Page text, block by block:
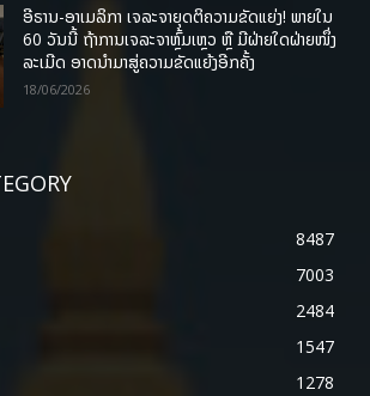
ອີຣານ-ອາເມລິກາ ເຈລະຈາຍຸດຕິຄວາມຂັດແຍ່ງ! ພາຍໃນ
60 ວັນນີ້ ຖ້າການເຈລະຈາຫຼົ້ມເຫຼວ ຫຼື ມີຝ່າຍໃດຝ່າຍໜຶ່ງ
ລະເມີດ ອາດນໍາມາສູ່ຄວາມຂັດແຍ້ງອີກຄັ້ງ
18/06/2026
8487
7003
2484
1547
1278